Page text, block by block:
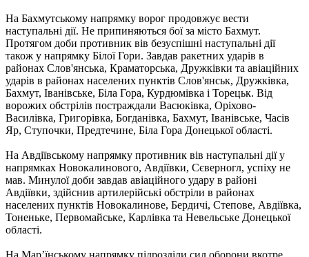
На Бахмутському напрямку ворог продовжує вести
наступальні дії. Не припиняються бої за місто Бахмут.
Протягом доби противник вів безуспішні наступальні дії
також у напрямку Білої Гори. Завдав ракетних ударів в
районах Слов'янська, Краматорська, Дружківки та авіаційних
ударів в районах населених пунктів Слов'янськ, Дружківка,
Бахмут, Іванівське, Біла Гора, Курдюмівка і Торецьк. Від
ворожих обстрілів постраждали Васюківка, Оріхово-
Василівка, Григорівка, Богданівка, Бахмут, Іванівське, Часів
Яр, Ступочки, Предтечине, Біла Гора Донецької області.
На Авдіївському напрямку противник вів наступальні дії у
напрямках Новокалинового, Авдіївки, Сєверногл, успіху не
мав. Минулої доби завдав авіаційного удару в районі
Авдіївки, здійснив артилерійські обстріли в районах
населених пунктів Новокалинове, Бердичі, Степове, Авдіївка,
Тоненьке, Первомайське, Карлівка та Невельське Донецької
області.
На Мар’їнському напрямку підрозділи сил оборони вкотре